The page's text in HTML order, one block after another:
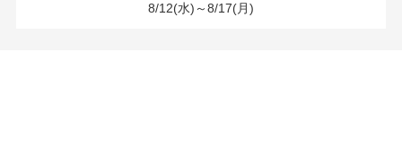
8/12(水)～8/17(月)